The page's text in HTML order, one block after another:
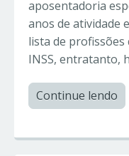
aposentadoria
anos de atividade
lista de profissões
INSS, entratanto,
Continue lendo